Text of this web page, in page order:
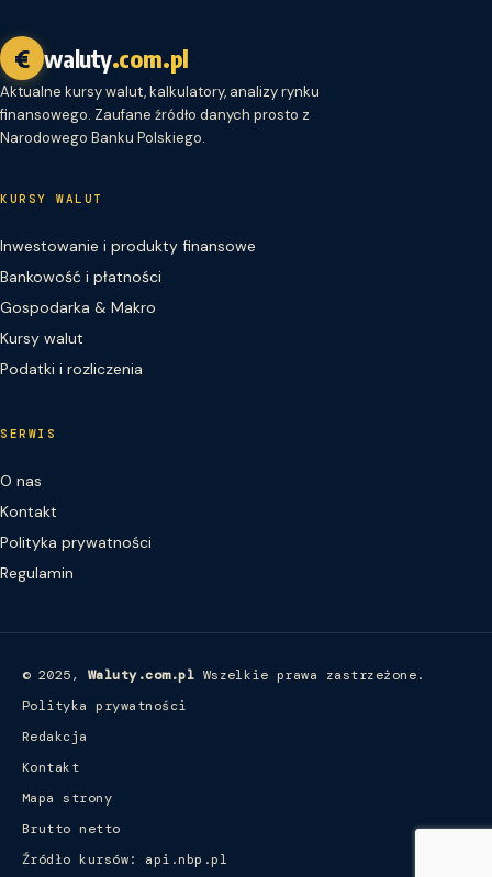
€ waluty.com.pl
Aktualne kursy walut, kalkulatory, analizy rynku
finansowego. Zaufane źródło danych prosto z
Narodowego Banku Polskiego.
KURSY WALUT
Inwestowanie i produkty finansowe
Bankowość i płatności
Gospodarka & Makro
Kursy walut
Podatki i rozliczenia
SERWIS
O nas
Kontakt
Polityka prywatności
Regulamin
© 2025, Waluty.com.pl Wszelkie prawa zastrzeżone.
Polityka prywatności
Redakcja
Kontakt
Mapa strony
Brutto netto
Źródło kursów: api.nbp.pl